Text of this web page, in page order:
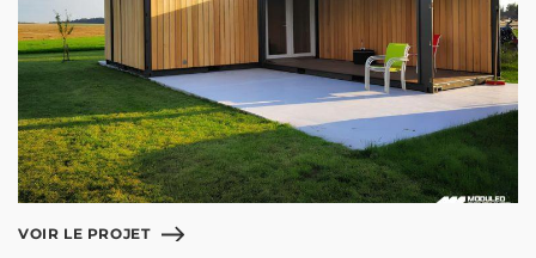
VOIR LE PROJET